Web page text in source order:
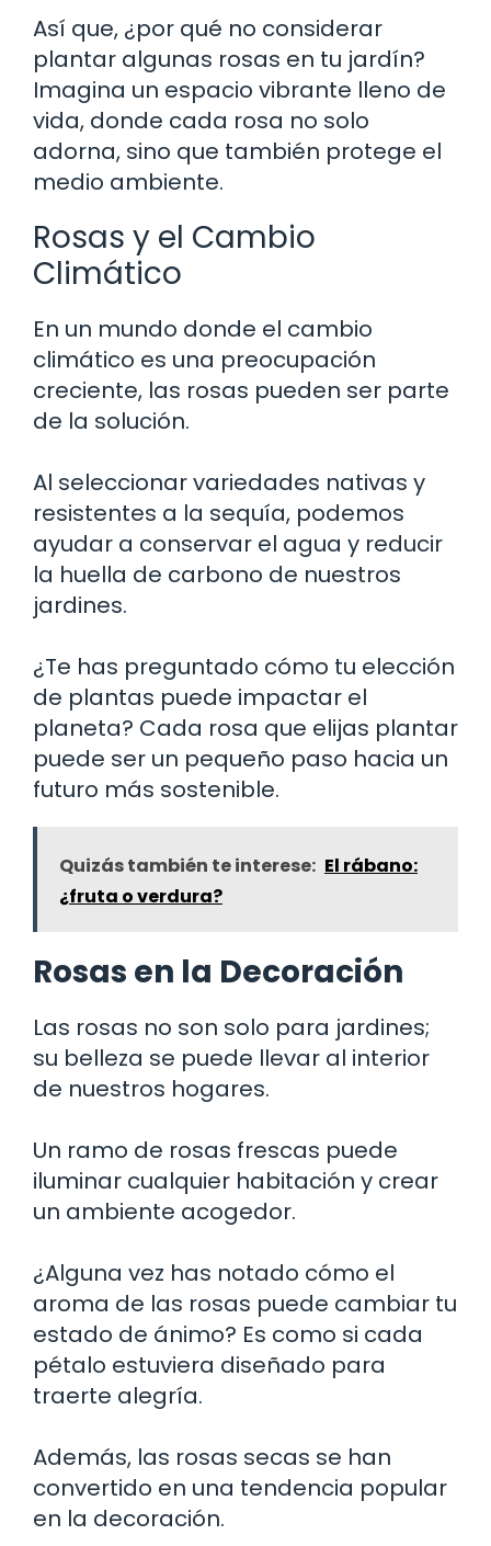
Así que, ¿por qué no considerar
plantar algunas rosas en tu jardín?
Imagina un espacio vibrante lleno de
vida, donde cada rosa no solo
adorna, sino que también protege el
medio ambiente.
Rosas y el Cambio
Climático
En un mundo donde el cambio
climático es una preocupación
creciente, las rosas pueden ser parte
de la solución.
Al seleccionar variedades nativas y
resistentes a la sequía, podemos
ayudar a conservar el agua y reducir
la huella de carbono de nuestros
jardines.
¿Te has preguntado cómo tu elección
de plantas puede impactar el
planeta? Cada rosa que elijas plantar
puede ser un pequeño paso hacia un
futuro más sostenible.
Quizás también te interese: El rábano:
¿fruta o verdura?
Rosas en la Decoración
Las rosas no son solo para jardines;
su belleza se puede llevar al interior
de nuestros hogares.
Un ramo de rosas frescas puede
iluminar cualquier habitación y crear
un ambiente acogedor.
¿Alguna vez has notado cómo el
aroma de las rosas puede cambiar tu
estado de ánimo? Es como si cada
pétalo estuviera diseñado para
traerte alegría.
Además, las rosas secas se han
convertido en una tendencia popular
en la decoración.